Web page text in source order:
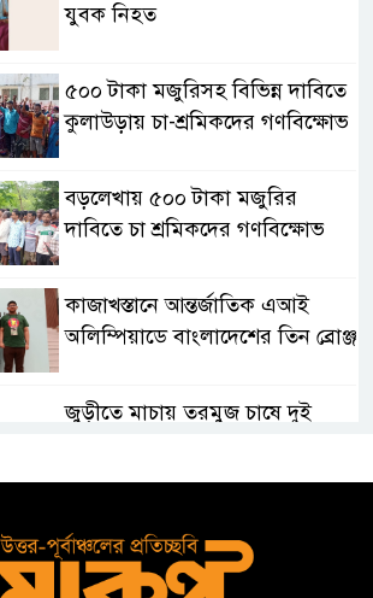
যুবক নিহত
৫০০ টাকা মজুরিসহ বিভিন্ন দাবিতে
কুলাউড়ায় চা-শ্রমিকদের গণবিক্ষোভ
বড়লেখায় ৫০০ টাকা মজুরির
দাবিতে চা শ্রমিকদের গণবিক্ষোভ
কাজাখস্তানে আন্তর্জাতিক এআই
অলিম্পিয়াডে বাংলাদেশের তিন ব্রোঞ্জ
জুড়ীতে মাচায় তরমুজ চাষে দুই
অসহায় মইনউদ্দীনের ঘর নির্মাণে
তরুণ সমাজের আর্থিক সহায়তা